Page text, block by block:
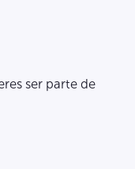
ser parte de